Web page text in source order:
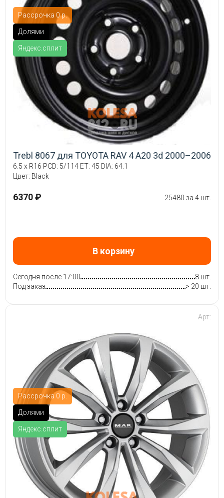
Рассрочка 0 р.
Долями
Яндекс.сплит
Trebl 8067 для TOYOTA RAV 4 A20 3d 2000–2006
6.5 x R16 PCD: 5/114 ET: 45 DIA: 64.1
Цвет: Black
6370 ₽ 25480 за 4 шт.
В корзину
Сегодня после 17:00
8 шт.
Под заказ
> 20 шт.
Рассрочка 0 р.
Долями
Яндекс.сплит
Арт: